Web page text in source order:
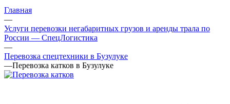
Главная
—
Услуги перевозки негабаритных грузов и аренды трала по
России — СпецЛогистика
—
Перевозка спецтехники в Бузулуке
—Перевозка катков в Бузулуке